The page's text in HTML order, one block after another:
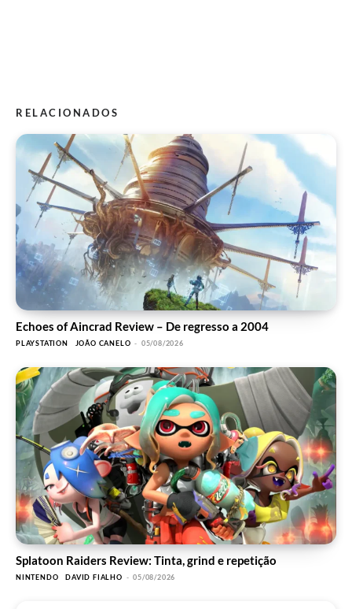
RELACIONADOS
Echoes of Aincrad Review – De regresso a 2004
PLAYSTATION JOÃO CANELO - 05/08/2026
Splatoon Raiders Review: Tinta, grind e repetição
NINTENDO DAVID FIALHO - 05/08/2026